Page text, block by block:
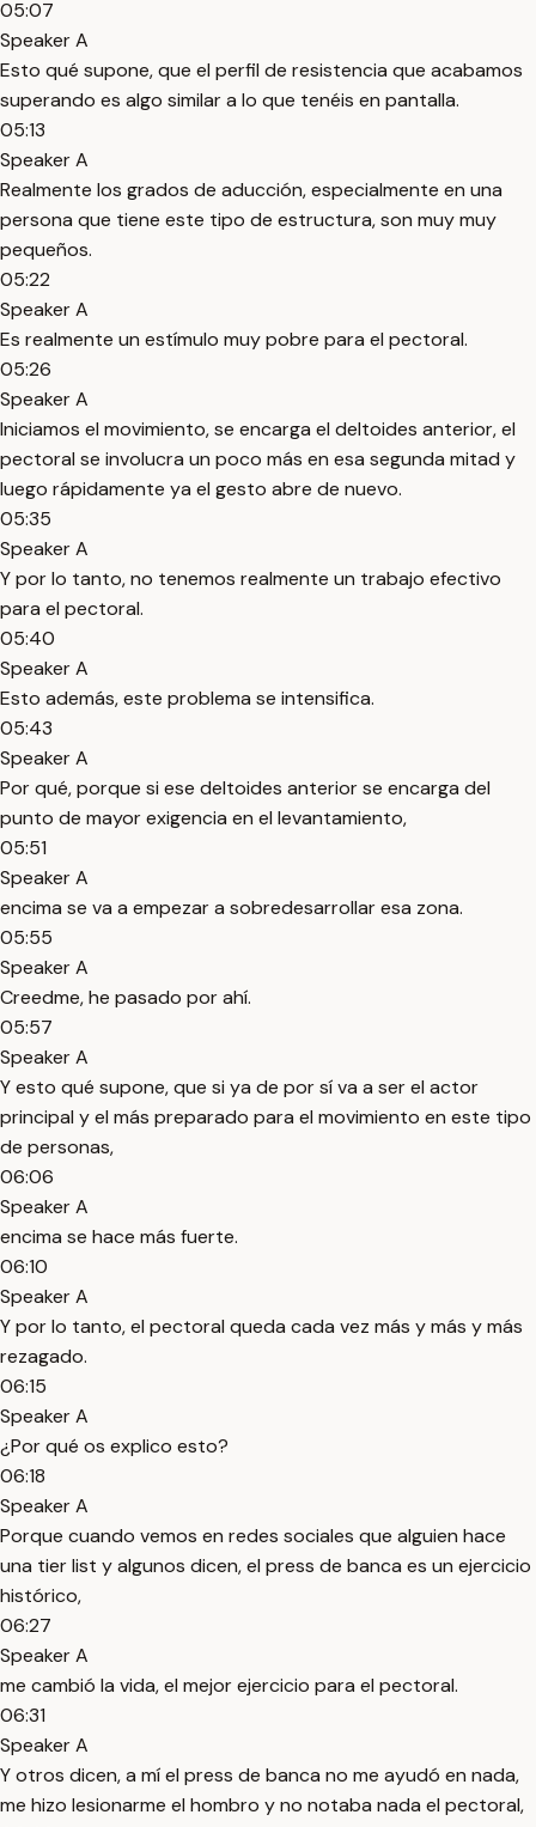
05:07
Speaker A
Esto qué supone, que el perfil de resistencia que acabamos
superando es algo similar a lo que tenéis en pantalla.
05:13
Speaker A
Realmente los grados de aducción, especialmente en una
persona que tiene este tipo de estructura, son muy muy
pequeños.
05:22
Speaker A
Es realmente un estímulo muy pobre para el pectoral.
05:26
Speaker A
Iniciamos el movimiento, se encarga el deltoides anterior, el
pectoral se involucra un poco más en esa segunda mitad y
luego rápidamente ya el gesto abre de nuevo.
05:35
Speaker A
Y por lo tanto, no tenemos realmente un trabajo efectivo
para el pectoral.
05:40
Speaker A
Esto además, este problema se intensifica.
05:43
Speaker A
Por qué, porque si ese deltoides anterior se encarga del
punto de mayor exigencia en el levantamiento,
05:51
Speaker A
encima se va a empezar a sobredesarrollar esa zona.
05:55
Speaker A
Creedme, he pasado por ahí.
05:57
Speaker A
Y esto qué supone, que si ya de por sí va a ser el actor
principal y el más preparado para el movimiento en este tipo
de personas,
06:06
Speaker A
encima se hace más fuerte.
06:10
Speaker A
Y por lo tanto, el pectoral queda cada vez más y más y más
rezagado.
06:15
Speaker A
¿Por qué os explico esto?
06:18
Speaker A
Porque cuando vemos en redes sociales que alguien hace
una tier list y algunos dicen, el press de banca es un ejercicio
histórico,
06:27
Speaker A
me cambió la vida, el mejor ejercicio para el pectoral.
06:31
Speaker A
Y otros dicen, a mí el press de banca no me ayudó en nada,
me hizo lesionarme el hombro y no notaba nada el pectoral,